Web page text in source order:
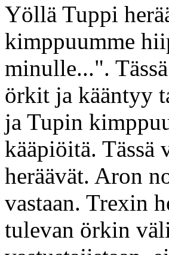
Yöllä Tuppi
kimppuumme
minulle...".
örkit ja kääntyy
ja Tupin
kääpiöitä. Tässä
heräävät. Aron
vastaan. Trexin
tulevan örkin